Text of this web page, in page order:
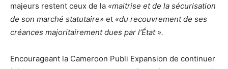
majeurs restent ceux de la «maitrise et de la sécurisation
de son marché statutaire» et «du recouvrement de ses
créances majoritairement dues par l’État ».
Encourageant la Cameroon Publi Expansion de continuer